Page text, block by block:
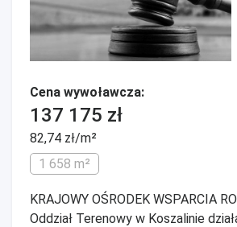
Cena wywoławcza:
137 175 zł
82,74 zł/m²
1 658 m²
KRAJOWY OŚRODEK WSPARCIA
Oddział Terenowy w Koszalinie